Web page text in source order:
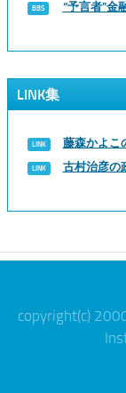
“予言者”金
LINK集
藤森かよこ
古村治彦の
copyright(c)